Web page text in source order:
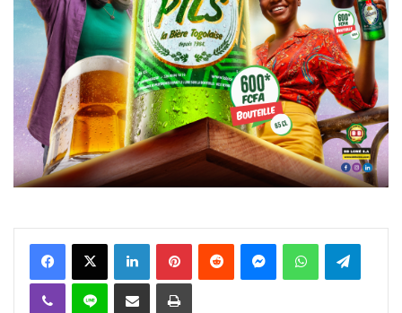
FacebookX Linkedin PinterestReddit MessengerWhatsAppTelegram
Viber Ligne Partager par email Imprimer